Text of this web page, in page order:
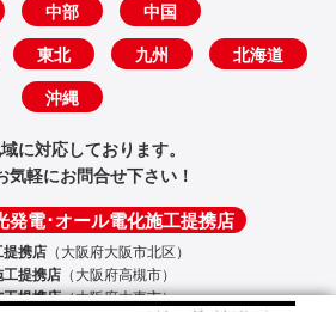
中部 中国
東北 九州 北海道
沖縄
に対応しております。
気軽にお問合せ下さい！
発電･オール電化施工提携店
提携店 （大阪府大阪市北区）
工提携店 （大阪府高槻市）
工提携店（大阪府大東市）